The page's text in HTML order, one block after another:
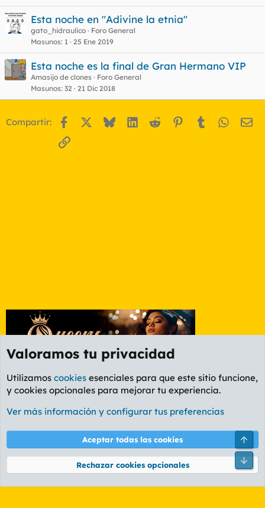
Esta noche en "Adivine la etnia"
gato_hidraulico
Foro General
Masunos 1 25 Ene 2019
Esta noche es la final de Gran Hermano VIP
Amasijo de clones
Foro General
Masunos 32 21 Dic 2018
Compartir: Facebook BlueskyLinkedIn
Reddit Pinterest
Tumblr
Enlace
Foro General
Cookies
PL OLDSTYLE AMARILLO
Términos y reglas Política de privacidad Ayuda
Community platform by XenForo® © 2010-2026 XenForo Ltd.
Valoramos tu privacidad
Utilizamos cookies esenciales para que este sitio funcione,
y cookies opcionales para mejorar tu experiencia.
Ver más información y configurar tus preferencias
Aceptar todas las cookies
Rechazar cookies opcionales
Pie